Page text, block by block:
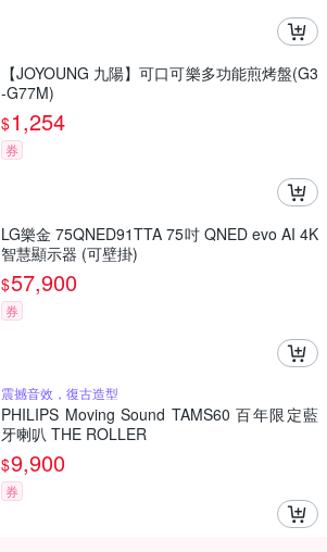
【JOYOUNG 九陽】可口可樂多功能煎烤盤(G3
-G77M)
$1,254
券
LG樂金 75QNED91TTA 75吋 QNED evo AI 4K
智慧顯示器 (可壁掛)
$57,900
券
震撼音效，復古造型
PHILIPS Moving Sound TAMS60 百年限定藍
牙喇叭 THE ROLLER
$9,900
券